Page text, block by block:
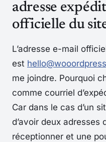
adresse
officielle du
L’adresse e-mail
est
me joindre. Pourquoi
comme courriel
Car dans le cas d’un
d’avoir deux adresses
réceptionner et une